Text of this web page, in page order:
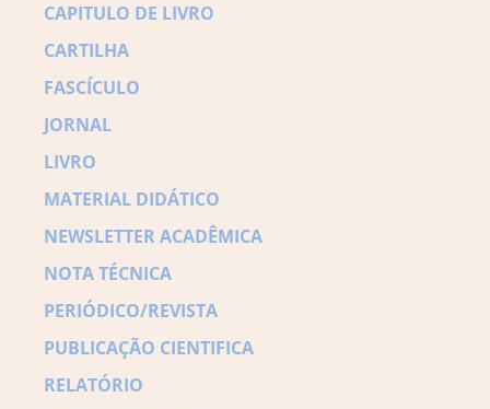
CAPITULO DE LIVRO
CARTILHA
FASCÍCULO
JORNAL
LIVRO
MATERIAL DIDÁTICO
NEWSLETTER ACADÊMICA
NOTA TÉCNICA
PERIÓDICO/REVISTA
PUBLICAÇÃO CIENTIFICA
RELATÓRIO